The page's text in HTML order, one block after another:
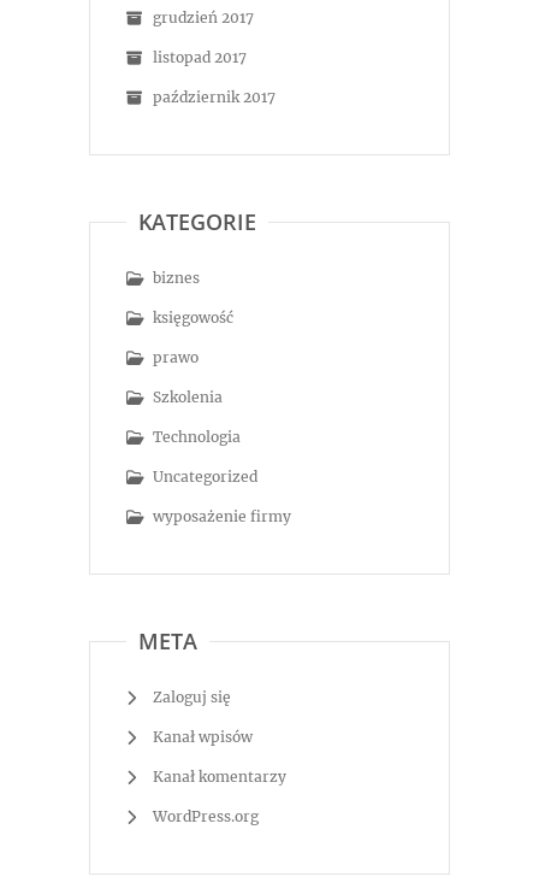
grudzień 2017
listopad 2017
październik 2017
KATEGORIE
biznes
księgowość
prawo
Szkolenia
Technologia
Uncategorized
wyposażenie firmy
META
Zaloguj się
Kanał wpisów
Kanał komentarzy
WordPress.org